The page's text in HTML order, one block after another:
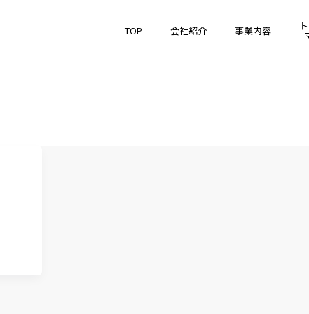
TOP 会社紹介 事業内容